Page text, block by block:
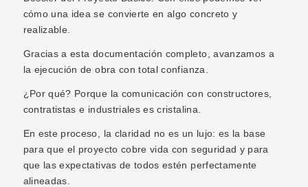
cómo una idea se convierte en algo concreto y
realizable.
Gracias a esta documentación completo, avanzamos a
la ejecución de obra con total confianza.
¿Por qué? Porque la comunicación con constructores,
contratistas e industriales es cristalina.
En este proceso, la claridad no es un lujo: es la base
para que el proyecto cobre vida con seguridad y para
que las expectativas de todos estén perfectamente
alineadas.